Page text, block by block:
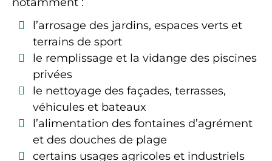
l’arrosage des jardins, espaces verts et
terrains de sport
le remplissage et la vidange des piscines
privées
le nettoyage des façades, terrasses,
véhicules et bateaux
l’alimentation des fontaines d’agrément
et des douches de plage
certains usages agricoles et industriels